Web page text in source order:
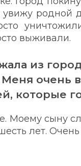
родной
выживали.
из
очень
которые
Моему сыну
лет.